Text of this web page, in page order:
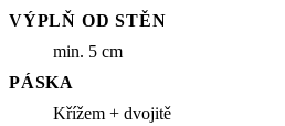
VÝPLŇ OD STĚN
min. 5 cm
PÁSKA
Křížem + dvojitě